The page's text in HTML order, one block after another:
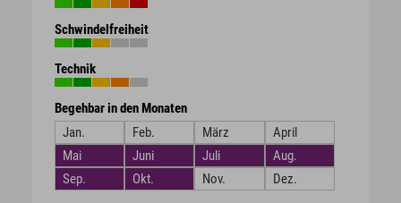
Schwindelfreiheit
Technik
Begehbar in den Monaten
Jan.
Feb. März
April
Mai
Juni Juli
Aug.
Sep.
Okt. Nov. Dez.